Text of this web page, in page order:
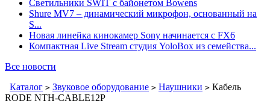
Светильники SWIT с байонетом Bowens
Shure MV7 – динамический микрофон, основанный на
S...
Новая линейка кинокамер Sony начинается с FX6
Компактная Live Stream студия YoloBox из семейства...
Все новости
Каталог > Звуковое оборудование > Наушники > Кабель
RODE NTH-CABLE12P